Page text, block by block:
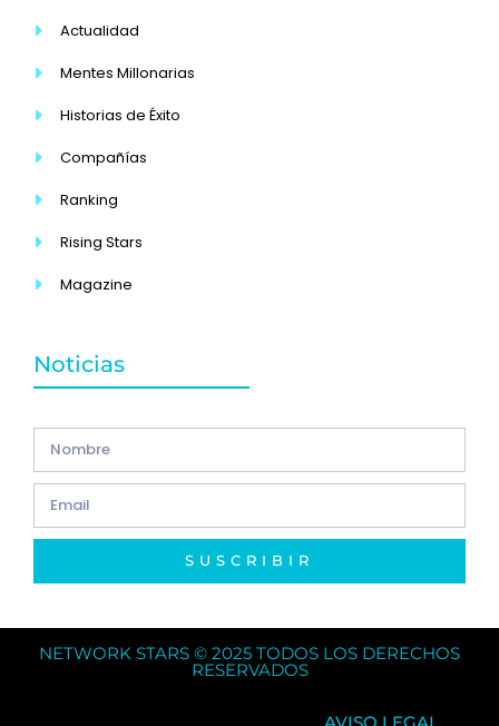
Actualidad
Mentes Millonarias
Historias de Éxito
Compañías
Ranking
Rising Stars
Magazine
Noticias
SUSCRIBIR
NETWORK STARS © 2025 TODOS LOS DERECHOS
RESERVADOS
AVISO LEGAL